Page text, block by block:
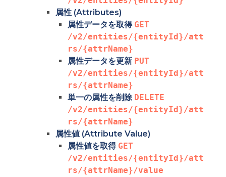
属性 (Attributes)
属性データを取得 GET
/v2/entities/{entityId}/att
rs/{attrName}
属性データを更新 PUT
/v2/entities/{entityId}/att
rs/{attrName}
単一の属性を削除 DELETE
/v2/entities/{entityId}/att
rs/{attrName}
属性値 (Attribute Value)
属性値を取得 GET
/v2/entities/{entityId}/att
rs/{attrName}/value